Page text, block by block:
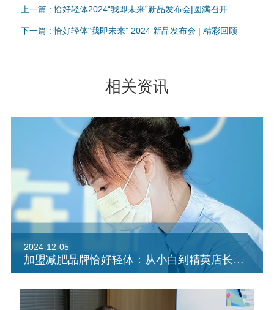
上一篇 : 恰好轻体2024“我即未来”新品发布会|圆满召开
下一篇 : 恰好轻体“我即未来” 2024 新品发布会 | 精彩回顾
相关资讯
2024-12-05
​加盟减肥品牌恰好轻体：从小白到精英店长的蜕变之旅